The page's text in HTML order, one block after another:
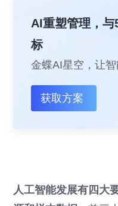
AI重塑管理，
标
金蝶AI星空，让智
获取方案
人工智能发展有四大